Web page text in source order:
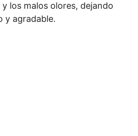
los malos olores, dejando
y agradable.